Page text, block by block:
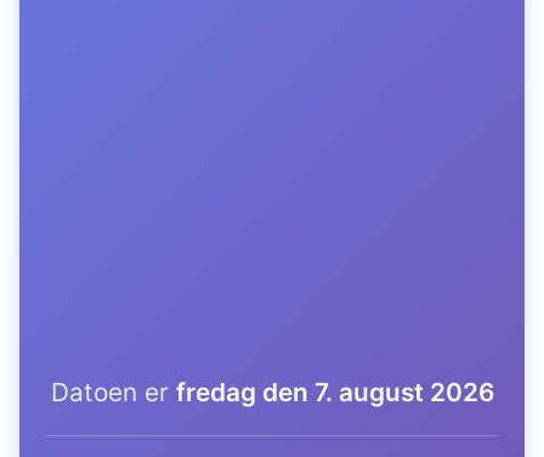
Datoen er fredag den 7. august 2026